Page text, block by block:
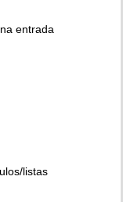
entrada
listas